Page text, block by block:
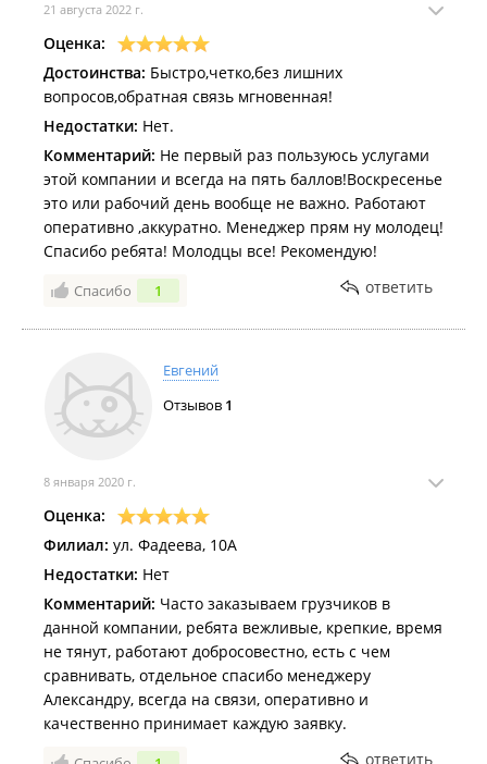
21 августа 2022 г.
Оценка:
Достоинства: Быстро,четко,без лишних
вопросов,обратная связь мгновенная!
Недостатки: Нет.
Комментарий: Не первый раз пользуюсь услугами
этой компании и всегда на пять баллов!Воскресенье
это или рабочий день вообще не важно. Работают
оперативно ,аккуратно. Менеджер прям ну молодец!
Спасибо ребята! Молодцы все! Рекомендую!
Спасибо 1 ответить
Евгений
Отзывов 1
8 января 2020 г.
Оценка:
Филиал: ул. Фадеева, 10А
Недостатки: Нет
Комментарий: Часто заказываем грузчиков в
данной компании, ребята вежливые, крепкие, время
не тянут, работают добросовестно, есть с чем
сравнивать, отдельное спасибо менеджеру
Александру, всегда на связи, оперативно и
качественно принимает каждую заявку.
ответить